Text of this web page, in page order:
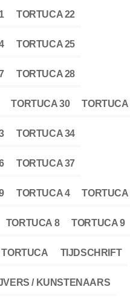
TORTUCA 22
TORTUCA 25
TORTUCA 28
TORTUCA 30 TORTUCA
TORTUCA 34
TORTUCA 37
TORTUCA 4 TORTUCA
TORTUCA 8 TORTUCA 9
TIJDSCHRIFT
/ KUNSTENAARS